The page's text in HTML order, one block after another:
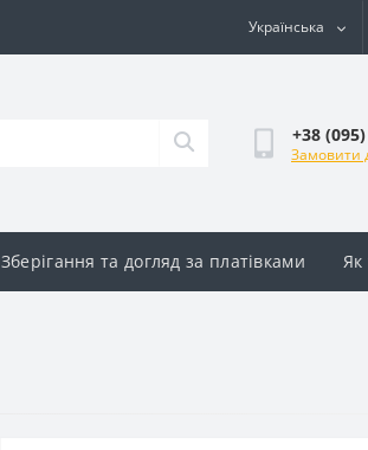
Українська
+38
Замовити
Зберігання та догляд за платівками Як